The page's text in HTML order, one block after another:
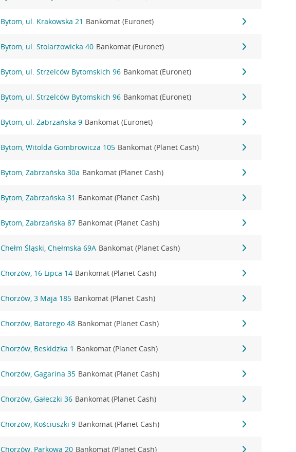
Bytom, ul. Krakowska 21 Bankomat (Euronet)
Bytom, ul. Stolarzowicka 40 Bankomat (Euronet)
Bytom, ul. Strzelców Bytomskich 96 Bankomat (Euronet)
Bytom, ul. Strzelców Bytomskich 96 Bankomat (Euronet)
Bytom, ul. Zabrzańska 9 Bankomat (Euronet)
Bytom, Witolda Gombrowicza 105 Bankomat (Planet Cash)
Bytom, Zabrzańska 30a Bankomat (Planet Cash)
Bytom, Zabrzańska 31 Bankomat (Planet Cash)
Bytom, Zabrzańska 87 Bankomat (Planet Cash)
Chełm Śląski, Chełmska 69A Bankomat (Planet Cash)
Chorzów, 16 Lipca 14 Bankomat (Planet Cash)
Chorzów, 3 Maja 185 Bankomat (Planet Cash)
Chorzów, Batorego 48 Bankomat (Planet Cash)
Chorzów, Beskidzka 1 Bankomat (Planet Cash)
Chorzów, Gagarina 35 Bankomat (Planet Cash)
Chorzów, Gałeczki 36 Bankomat (Planet Cash)
Chorzów, Kościuszki 9 Bankomat (Planet Cash)
Chorzów, Parkowa 20 Bankomat (Planet Cash)